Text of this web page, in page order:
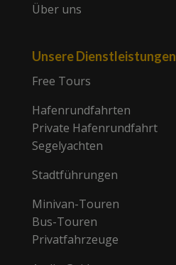
Über uns
Unsere Dienstleistungen
Free Tours
Hafenrundfahrten
Private Hafenrundfahrt
Segelyachten
Stadtführungen
Minivan-Touren
Bus-Touren
Privatfahrzeuge